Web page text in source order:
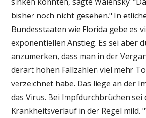
bisher noch nicht gesehen." In
Bundesstaaten wie Florida gebe es
exponentiellen Anstieg. Es sei aber
anzumerken, dass man in der
derart hohen Fallzahlen viel mehr
verzeichnet habe. Das liege an der
das Virus. Bei Impfdurchbrüchen sei
Krankheitsverlauf in der Regel mild.